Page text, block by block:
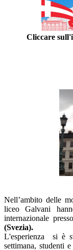
Cliccare
Nell’ambito delle
liceo Galvani
internazionale
(Svezia).
L'esperienza si è
settimana, studenti